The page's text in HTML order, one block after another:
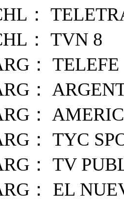
：
： TVN 8
： TELEFE
：
：
： TYC
： TV
： EL